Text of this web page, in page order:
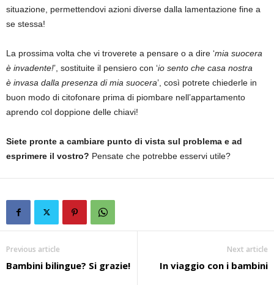
situazione, permettendovi azioni diverse dalla lamentazione fine a
se stessa!
La prossima volta che vi troverete a pensare o a dire ‘mia suocera
è invadente!’, sostituite il pensiero con ‘io sento che casa nostra
è invasa dalla presenza di mia suocera’, così potrete chiederle in
buon modo di citofonare prima di piombare nell’appartamento
aprendo col doppione delle chiavi!
Siete pronte a cambiare punto di vista sul problema e ad
esprimere il vostro? Pensate che potrebbe esservi utile?
Previous article
Bambini bilingue? Si grazie!
Next article
In viaggio con i bambini